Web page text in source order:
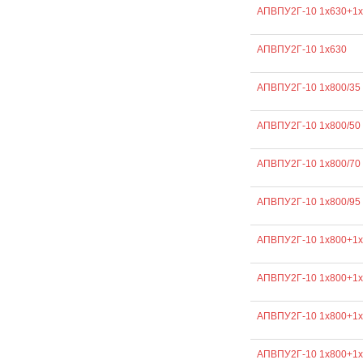
АПВПУ2Г-10
АПВПУ2Г-10 1х630
АПВПУ2Г-10 1х800/35
АПВПУ2Г-10 1х800/50
АПВПУ2Г-10 1х800/70
АПВПУ2Г-10 1х800/95
АПВПУ2Г-10
АПВПУ2Г-10
АПВПУ2Г-10
АПВПУ2Г-10